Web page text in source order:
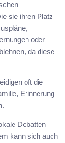
sie ihren Platz
oder
da diese
oft die
Erinnerung
Debatten
kann sich auch